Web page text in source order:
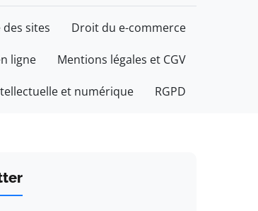
sites Droit du e-commerce
ligne Mentions légales et CGV
et numérique RGPD